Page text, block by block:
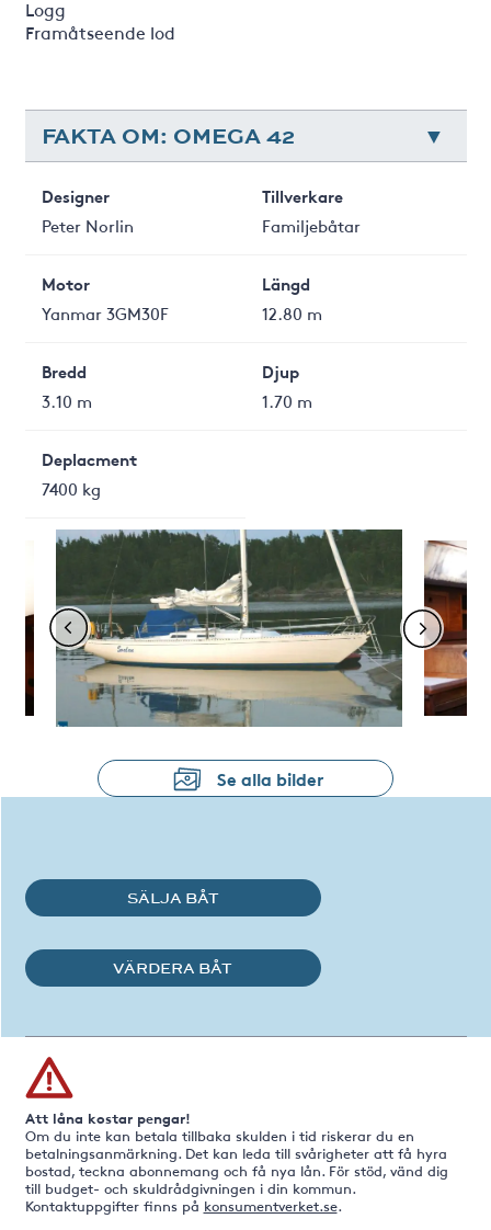
Logg
Framåtseende lod
FAKTA OM: OMEGA 42
Designer
Peter Norlin
Tillverkare
Familjebåtar
Motor
Yanmar 3GM30F
Längd
12.80 m
Bredd
3.10 m
Djup
1.70 m
Deplacment
7400 kg
Se alla bilder
SÄLJA BÅT
VÄRDERA BÅT
Att låna kostar pengar!
Om du inte kan betala tillbaka skulden i tid riskerar du en
betalningsanmärkning. Det kan leda till svårigheter att få hyra
bostad, teckna abonnemang och få nya lån. För stöd, vänd dig
till budget- och skuldrådgivningen i din kommun.
Kontaktuppgifter finns på konsumentverket.se.